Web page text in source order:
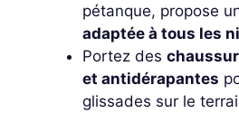
pétanque, propose
adaptée à tous les
Portez des
et antidérapantes
glissades sur le